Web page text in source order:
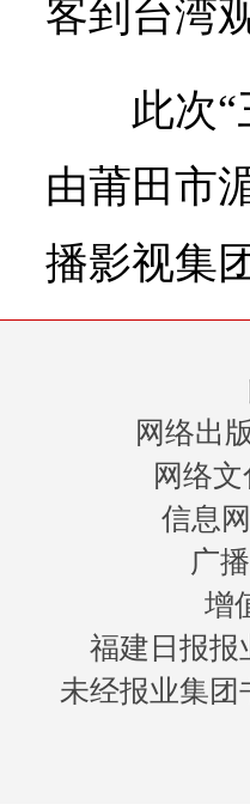
客到台湾
此次
由莆田市
播影视集
网络出
网络
信息
广
增
福建日报报
未经报业集团